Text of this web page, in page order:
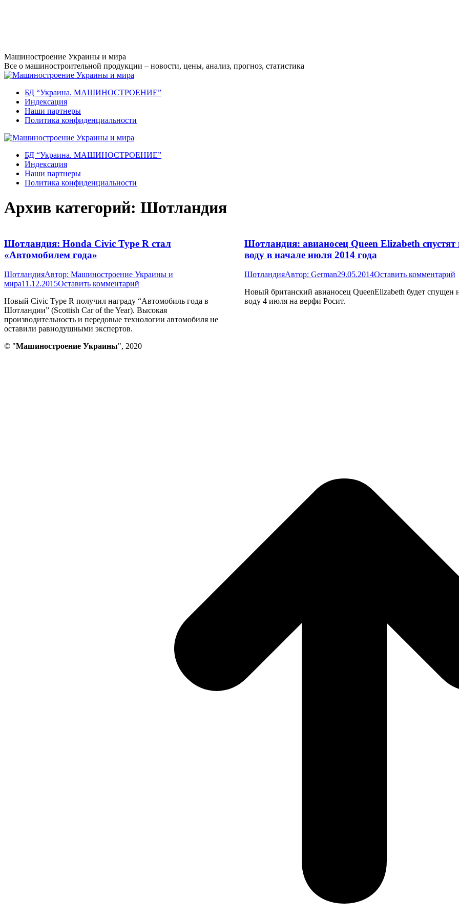
Перейти
к
содержанию
Машиностроение Украины и мира
Все о машиностроительной продукции – новости, цены, анализ, прогноз, статистика
БД “Украина. МАШИНОСТРОЕНИЕ”
Индекcация
Наши партнеры
Политика конфиденциальности
БД “Украина. МАШИНОСТРОЕНИЕ”
Индекcация
Наши партнеры
Политика конфиденциальности
Архив категорий: Шотландия
Шотландия: Honda Civic Type R стал
«Автомобилем года»
ШотландияАвтор: Машиностроение Украины и
мира11.12.2015Оставить комментарий
Новый Civic Type R получил награду “Автомобиль года в
Шотландии” (Scottish Car of the Year). Высокая
производительность и передовые технологии автомобиля не
оставили равнодушными экспертов.
Шотландия: авианосец Queen Elizabeth спустят
воду в начале июля 2014 года
ШотландияАвтор: German29.05.2014Оставить комментарий
Новый британский авианосец QueenElizabeth будет спущен
воду 4 июля на верфи Росит.
© "Машиностроение Украины", 2020